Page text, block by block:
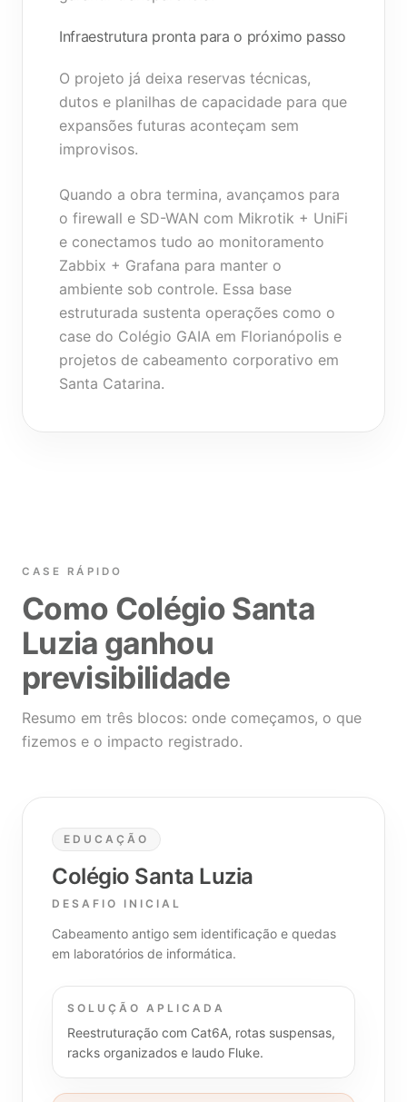
Infraestrutura pronta para o próximo passo
O projeto já deixa reservas técnicas,
dutos e planilhas de capacidade para que
expansões futuras aconteçam sem
improvisos.
Quando a obra termina, avançamos para
o firewall e SD-WAN com Mikrotik + UniFi
e conectamos tudo ao monitoramento
Zabbix + Grafana para manter o
ambiente sob controle. Essa base
estruturada sustenta operações como o
case do Colégio GAIA em Florianópolis e
projetos de cabeamento corporativo em
Santa Catarina.
CASE RÁPIDO
Como Colégio Santa
Luzia ganhou
previsibilidade
Resumo em três blocos: onde começamos, o que
fizemos e o impacto registrado.
EDUCAÇÃO
Colégio Santa Luzia
DESAFIO INICIAL
Cabeamento antigo sem identificação e quedas
em laboratórios de informática.
SOLUÇÃO APLICADA
Reestruturação com Cat6A, rotas suspensas,
racks organizados e laudo Fluke.